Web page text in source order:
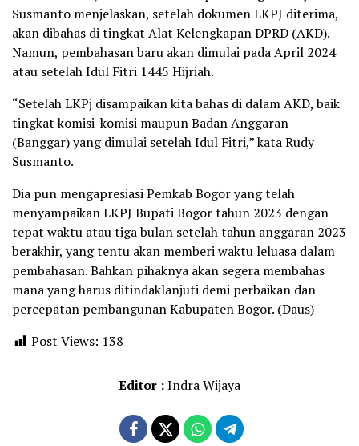
Susmanto menjelaskan, setelah dokumen LKPJ diterima,
akan dibahas di tingkat Alat Kelengkapan DPRD (AKD).
Namun, pembahasan baru akan dimulai pada April 2024
atau setelah Idul Fitri 1445 Hijriah.
“Setelah LKPj disampaikan kita bahas di dalam AKD, baik
tingkat komisi-komisi maupun Badan Anggaran
(Banggar) yang dimulai setelah Idul Fitri,” kata Rudy
Susmanto.
Dia pun mengapresiasi Pemkab Bogor yang telah
menyampaikan LKPJ Bupati Bogor tahun 2023 dengan
tepat waktu atau tiga bulan setelah tahun anggaran 2023
berakhir, yang tentu akan memberi waktu leluasa dalam
pembahasan. Bahkan pihaknya akan segera membahas
mana yang harus ditindaklanjuti demi perbaikan dan
percepatan pembangunan Kabupaten Bogor. (Daus)
Post Views: 138
Editor :Indra Wijaya